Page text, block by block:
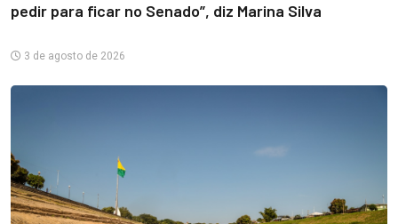
pedir para ficar no Senado”, diz Marina Silva
3 de agosto de 2026